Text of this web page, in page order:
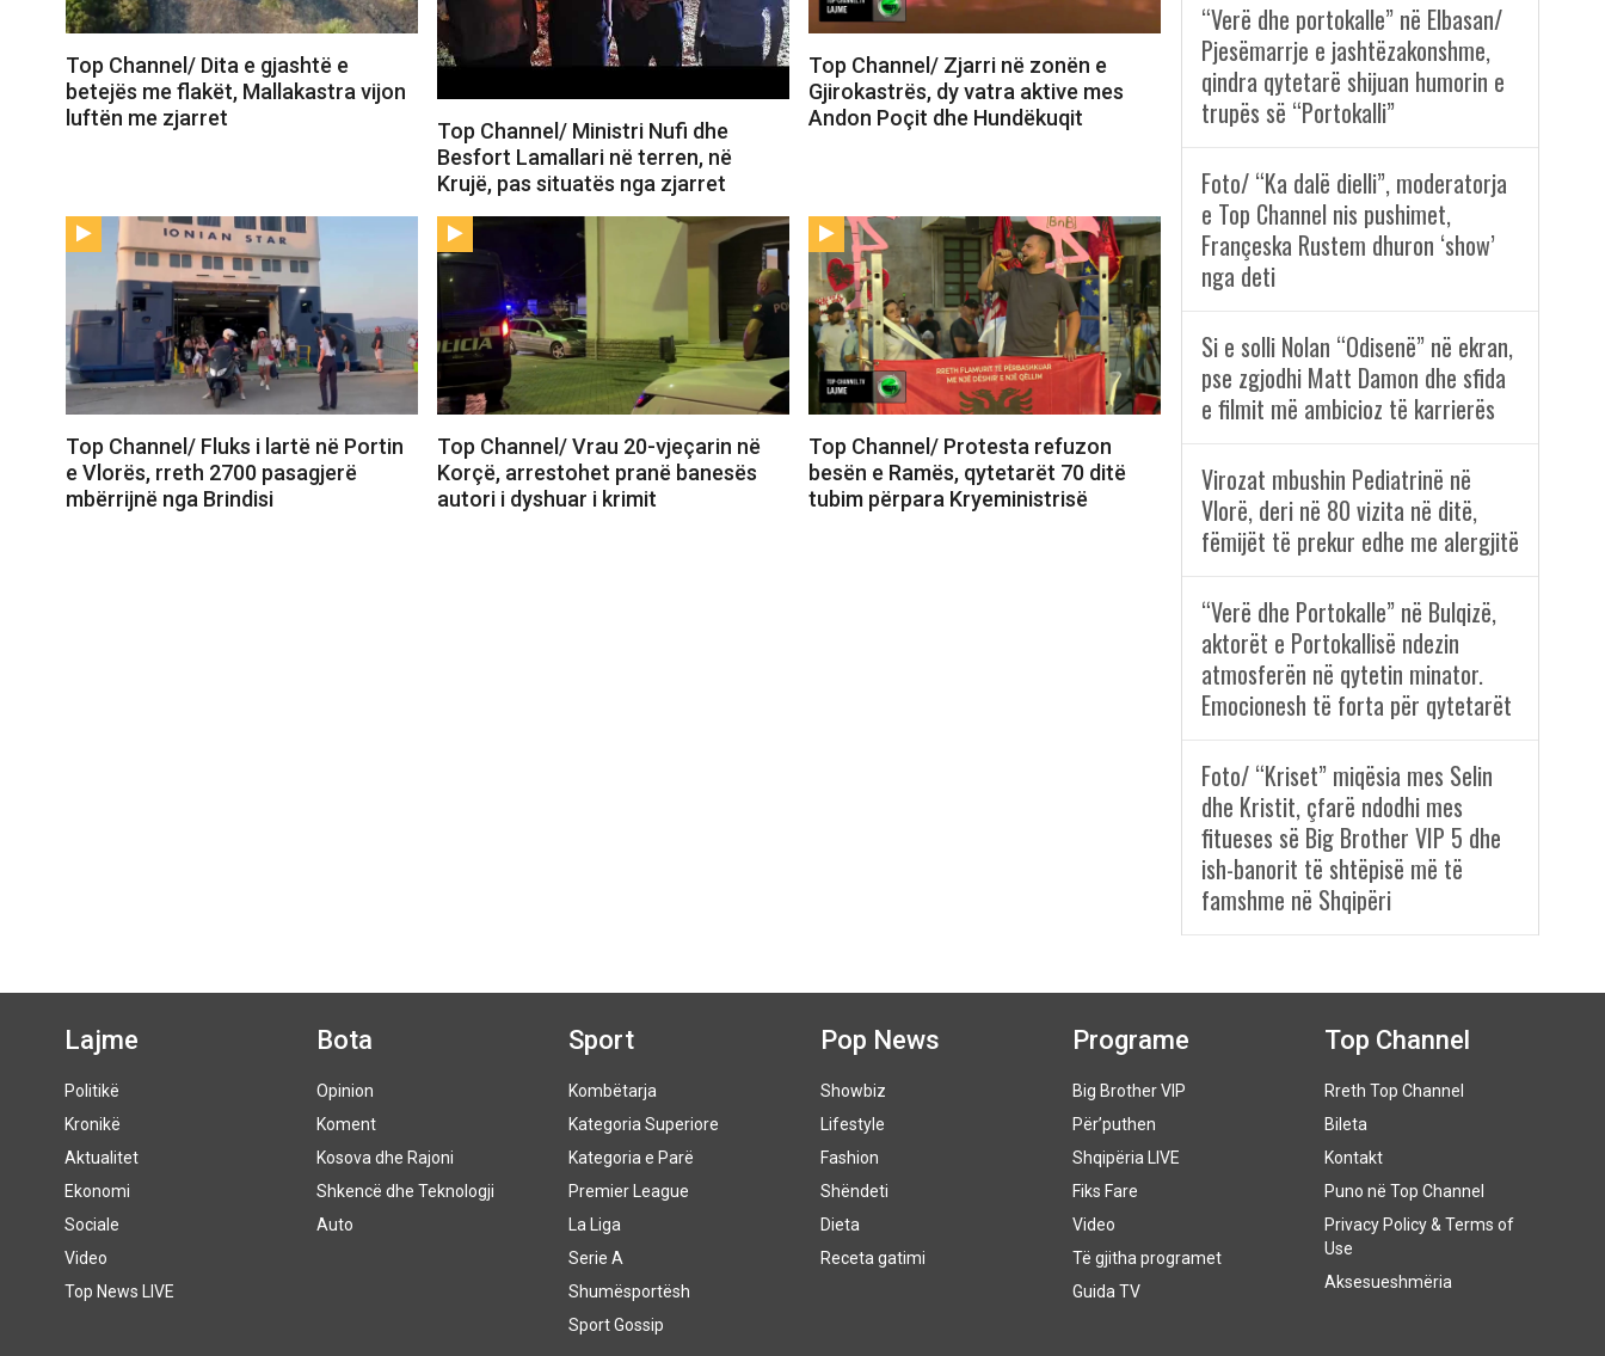
Top Channel/ Dita e gjashtë e
betejës me flakët, Mallakastra vijon
luftën me zjarret
Top Channel/ Ministri Nufi dhe
Besfort Lamallari në terren, në
Krujë, pas situatës nga zjarret
Top Channel/ Zjarri në zonën e
Gjirokastrës, dy vatra aktive mes
Andon Poçit dhe Hundëkuqit
Top Channel/ Fluks i lartë në Portin
e Vlorës, rreth 2700 pasagjerë
mbërrijnë nga Brindisi
Top Channel/ Vrau 20-vjeçarin në
Korçë, arrestohet pranë banesës
autori i dyshuar i krimit
Top Channel/ Protesta refuzon
besën e Ramës, qytetarët 70 ditë
tubim përpara Kryeministrisë
“Verë dhe portokalle” në Elbasan/
Pjesëmarrje e jashtëzakonshme,
qindra qytetarë shijuan humorin e
trupës së “Portokalli”
Foto/ “Ka dalë dielli”, moderatorja
e Top Channel nis pushimet,
Françeska Rustem dhuron ‘show’
nga deti
Si e solli Nolan “Odisenë” në ekran,
pse zgjodhi Matt Damon dhe sfida
e filmit më ambicioz të karrierës
Virozat mbushin Pediatrinë në
Vlorë, deri në 80 vizita në ditë,
fëmijët të prekur edhe me alergjitë
“Verë dhe Portokalle” në Bulqizë,
aktorët e Portokallisë ndezin
atmosferën në qytetin minator.
Emocionesh të forta për qytetarët
Foto/ “Kriset” miqësia mes Selin
dhe Kristit, çfarë ndodhi mes
fitueses së Big Brother VIP 5 dhe
ish-banorit të shtëpisë më të
famshme në Shqipëri
Lajme
Politikë
Kronikë
Aktualitet
Ekonomi
Sociale
Video
Top News LIVE
Bota
Opinion
Koment
Kosova dhe Rajoni
Shkencë dhe Teknologji
Auto
Sport
Kombëtarja
Kategoria Superiore
Kategoria e Parë
Premier League
La Liga
Serie A
Shumësportësh
Sport Gossip
Pop News
Showbiz
Lifestyle
Fashion
Shëndeti
Dieta
Receta gatimi
Programe
Big Brother VIP
Për’puthen
Shqipëria LIVE
Fiks Fare
Video
Të gjitha programet
Guida TV
Top Channel
Rreth Top Channel
Bileta
Kontakt
Puno në Top Channel
Privacy Policy & Terms of
Use
Aksesueshmëria